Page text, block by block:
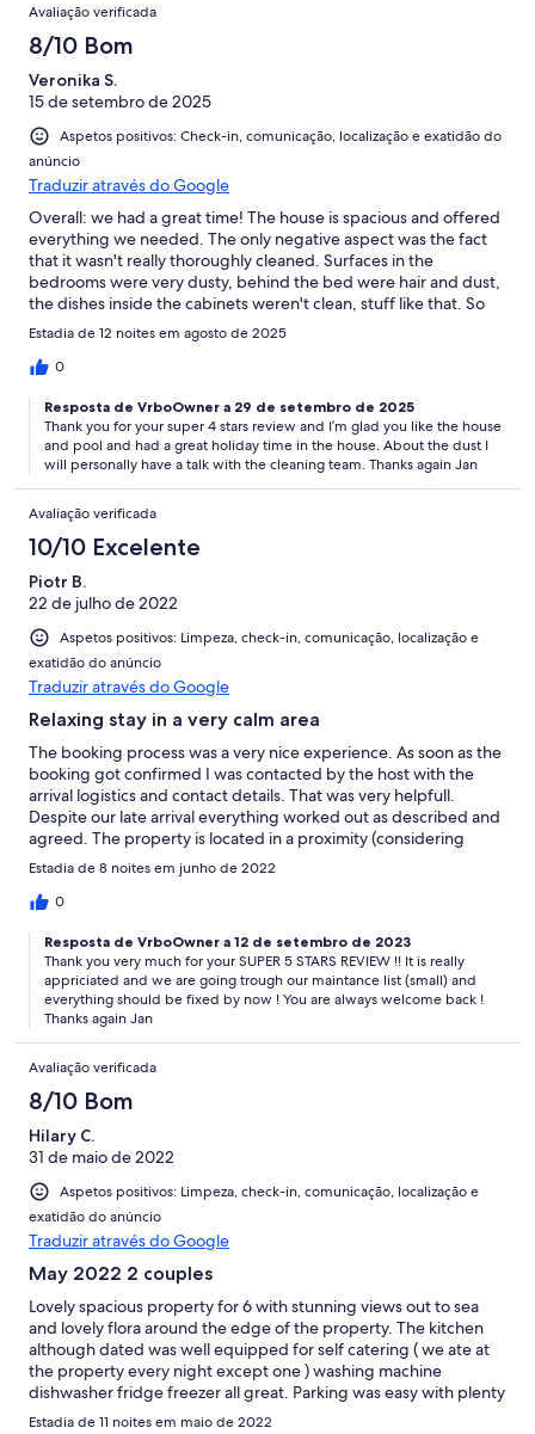
Avaliação verificada
8/10 Bom
Veronika S.
15 de setembro de 2025
Aspetos positivos: Check-in, comunicação, localização e exatidão do
anúncio
Traduzir através do Google
Overall: we had a great time! The house is spacious and offered
everything we needed. The only negative aspect was the fact
that it wasn't really thoroughly cleaned. Surfaces in the
bedrooms were very dusty, behind the bed were hair and dust,
the dishes inside the cabinets weren't clean, stuff like that. So
we just gave it a goob scrub ourselves and decided to not
complain. Everything else is really great, especially the pool, our
teenage kids loved it! Pool guy came twice in the 12 days we
Estadia de 12 noites em agosto de 2025
0
Resposta de VrboOwner a 29 de setembro de 2025
Thank you for your super 4 stars review and I’m glad you like the house
and pool and had a great holiday time in the house. About the dust I
will personally have a talk with the cleaning team. Thanks again Jan
Avaliação verificada
10/10 Excelente
Piotr B.
22 de julho de 2022
Aspetos positivos: Limpeza, check-in, comunicação, localização e
exatidão do anúncio
Traduzir através do Google
Relaxing stay in a very calm area
The booking process was a very nice experience. As soon as the
booking got confirmed I was contacted by the host with the
arrival logistics and contact details. That was very helpfull.
Despite our late arrival everything worked out as described and
agreed. The property is located in a proximity (considering
Madeira standards) of the main road, store and a pub. That was
very much appreciated during our stay. The property matches
the pictures presented. It offers a lot of space for the guests.
staying there especially during summer. The rooms may require
some maintenance and small repairs, but there was nothing that
made our stay uncomfortable or difficult. It was just that you
could see there was a leakage and some repairs should be
done. The property was equipped with everything we needed
case we needed any help. Good value received for the money
we paid! I recommend!
Estadia de 8 noites em junho de 2022
0
Resposta de VrboOwner a 12 de setembro de 2023
Thank you very much for your SUPER 5 STARS REVIEW !! It is really
appriciated and we are going trough our maintance list (small) and
everything should be fixed by now ! You are always welcome back !
Thanks again Jan
Avaliação verificada
8/10 Bom
Hilary C.
31 de maio de 2022
Aspetos positivos: Limpeza, check-in, comunicação, localização e
exatidão do anúncio
Traduzir através do Google
May 2022 2 couples
Lovely spacious property for 6 with stunning views out to sea
and lovely flora around the edge of the property. The kitchen
although dated was well equipped for self catering ( we ate at
the property every night except one ) washing machine
dishwasher fridge freezer all great. Parking was easy with plenty
of spaces nearby. Over all the property was excellent value and
Estadia de 11 noites em maio de 2022